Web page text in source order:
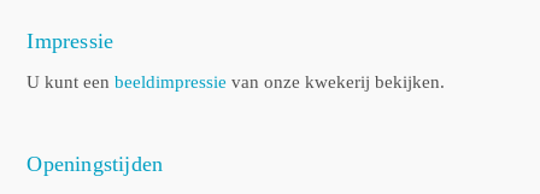
Impressie
U kunt eenbeeldimpressie van onze kwekerij bekijken.
Openingstijden